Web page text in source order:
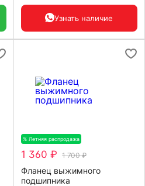
Узнать наличие
% Летняя распродажа
1 360 ₽ 1 700 ₽
Фланец выжимного
подшипника